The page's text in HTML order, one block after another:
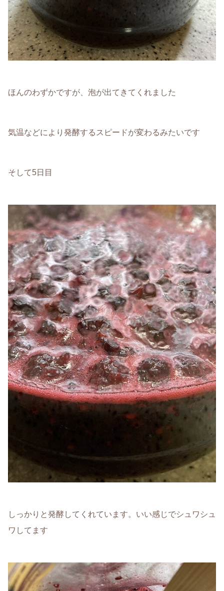
ほんのわずかですが、泡が出てきてくれました
気温などにより発酵するスピードが変わるみたいです
そして5日目
しっかりと発酵してくれています。いい感じでシュワシュ
ワしてます